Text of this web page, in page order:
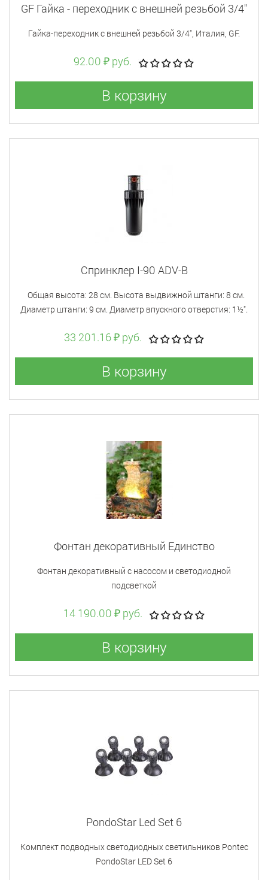
GF Гайка - переходник с внешней резьбой 3/4"
Гайка-переходник с внешней резьбой 3/4", Италия, GF.
92.00 ₽ руб.
В корзину
Спринклер I-90 ADV-B
Общая высота: 28 см. Высота выдвижной штанги: 8 см.
Диаметр штанги: 9 см. Диаметр впускного отверстия: 1½".
33 201.16 ₽ руб.
В корзину
Фонтан декоративный Единство
Фонтан декоративный с насосом и светодиодной
подсветкой
14 190.00 ₽ руб.
В корзину
PondoStar Led Set 6
Комплект подводных светодиодных светильников Pontec
PondoStar LED Set 6